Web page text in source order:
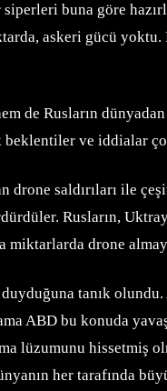
buna göre
askeri gücü
de Rusların
ve iddialar
drone saldırıları ile
Rusların,
drone
tanık
ABD bu konuda
lüzumunu hissetmiş
her tarafında